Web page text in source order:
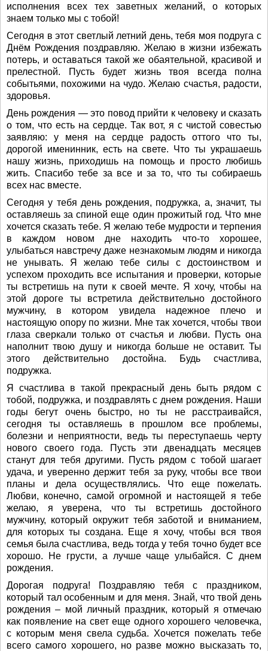
исполнения всех тех заветных желаний, о которых
знаем только мы с тобой!
Сегодня в этот светлый летний день, тебя моя подруга с
Днём Рождения поздравляю. Желаю в жизни избежать
потерь, и оставаться такой же обаятельной, красивой и
прелестной. Пусть будет жизнь твоя всегда полна
событьями, похожими на чудо. Желаю счастья, радости,
здоровья.
День рождения — это повод прийти к человеку и сказать
о том, что есть на сердце. Так вот, я с чистой совестью
заявляю: у меня на сердце радость оттого что ты,
дорогой именинник, есть на свете. Что ты украшаешь
нашу жизнь, приходишь на помощь и просто любишь
жить. Спасибо тебе за все и за то, что ты собираешь
всех нас вместе.
Сегодня у тебя день рождения, подружка, а, значит, ты
оставляешь за спиной еще один прожитый год. Что мне
хочется сказать тебе. Я желаю тебе мудрости и терпения
в каждом новом дне находить что-то хорошее,
улыбаться навстречу даже незнакомым людям и никогда
не унывать. Я желаю тебе силы с достоинством и
успехом проходить все испытания и проверки, которые
ты встретишь на пути к своей мечте. Я хочу, чтобы на
этой дороге ты встретила действительно достойного
мужчину, в котором увидела надежное плечо и
настоящую опору по жизни. Мне так хочется, чтобы твои
глаза сверкали только от счастья и любви. Пусть она
наполнит твою душу и никогда больше не оставит. Ты
этого действительно достойна. Будь счастлива,
подружка.
Я счастлива в такой прекрасный день быть рядом с
тобой, подружка, и поздравлять с днем рождения. Наши
годы бегут очень быстро, но ты не расстраивайся,
сегодня ты оставляешь в прошлом все проблемы,
болезни и неприятности, ведь ты переступаешь черту
нового своего года. Пусть эти двенадцать месяцев
станут для тебя другими. Пусть рядом с тобой шагает
удача, и уверенно держит тебя за руку, чтобы все твои
планы и дела осуществлялись. Что еще пожелать.
Любви, конечно, самой огромной и настоящей я тебе
желаю, я уверена, что ты встретишь достойного
мужчину, который окружит тебя заботой и вниманием,
для которых ты создана. Еще я хочу, чтобы вся твоя
семья была счастлива, ведь тогда у тебя точно будет все
хорошо. Не грусти, а лучше чаще улыбайся. С днем
рождения.
Дорогая подруга! Поздравляю тебя с праздником,
который тал особенным и для меня. Знай, что твой день
рождения – мой личный праздник, который я отмечаю
как появление на свет еще одного хорошего человечка,
с которым меня свела судьба. Хочется пожелать тебе
всего самого хорошего, но разве можно высказать то,